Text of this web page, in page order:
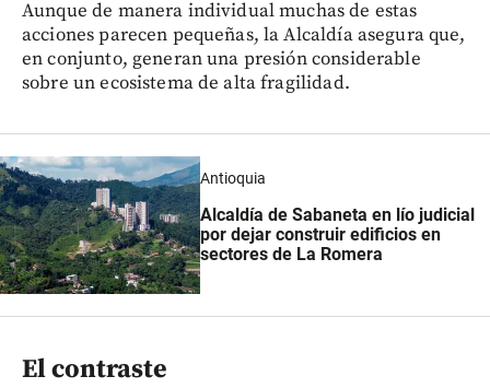
Aunque de manera individual muchas de estas
acciones parecen pequeñas, la Alcaldía asegura que,
en conjunto, generan una presión considerable
sobre un ecosistema de alta fragilidad.
Antioquia
Alcaldía de Sabaneta en lío judicial
por dejar construir edificios en
sectores de La Romera
El contraste